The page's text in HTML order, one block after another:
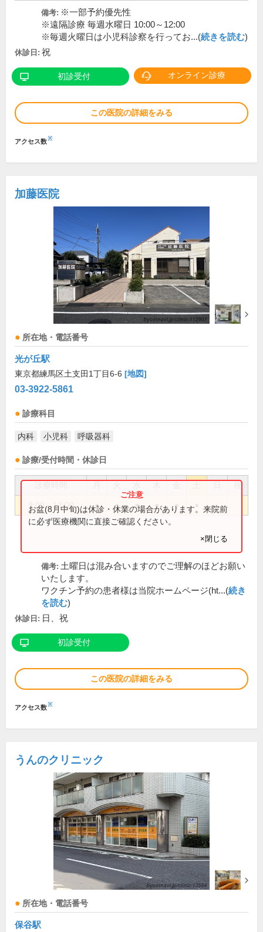
備考: ※一部予約優先性
※遠隔診療 毎週水曜日 10:00～12:00
※毎週火曜日は小児科診察を行ってお...(続きを読む)
休診日: 祝
初診受付 オンライン診療
この医院の詳細をみる
アクセス数※
加藤医院
所在地・電話番号
光が丘駅
東京都練馬区土支田1丁目6-6 [地図]
03-3922-5861
診療科目
内科 小児科 呼吸器科
診療/受付時間・休診日
祝
9:00～12:00 ● ● ● ● ●
お盆(8月中旬)は休診・休業の場合があります。来院前
に必ず医療機関に直接ご確認ください。
×閉じる
備考: 土曜日は混み合いますのでご理解のほどお願い
いたします。
ワクチン予約の患者様は当院ホームページ(ht...(続き
を読む)
休診日: 日、祝
初診受付
この医院の詳細をみる
アクセス数※
うんのクリニック
所在地・電話番号
保谷駅